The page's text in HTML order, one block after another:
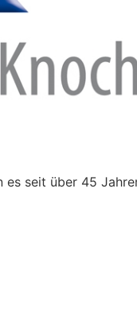
seit über 45